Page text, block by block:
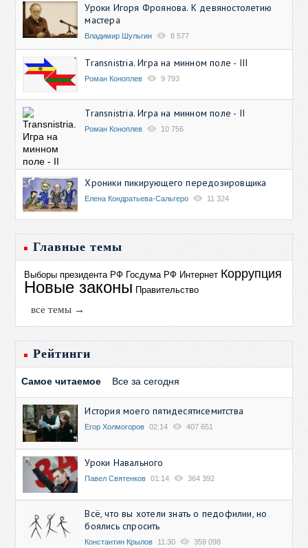
Уроки Игоря Фроянова. К девяностолетию
мастера
Владимир Шульгин 8 577
Transnistria. Игра на минном поле - III
Роман Коноплев 9 793
Transnistria. Игра на минном поле - II
Роман Коноплев 10 756
Хроники пикирующего передозировщика
Елена Кондратьева-Сальгеро 11 324
Главные темы
Выборы президента РФ Госдума РФ Интернет Коррупция
Новые законы Правительство
все темы →
Рейтинги
Самое читаемое Все за сегодня
История моего пятидесятисемитства
Егор Холмогоров 02:14 407 651
Уроки Навального
Павел Святенков 01:14 364 392
Всё, что вы хотели знать о педофилии, но
боялись спросить
Константин Крылов 11:30 359 098